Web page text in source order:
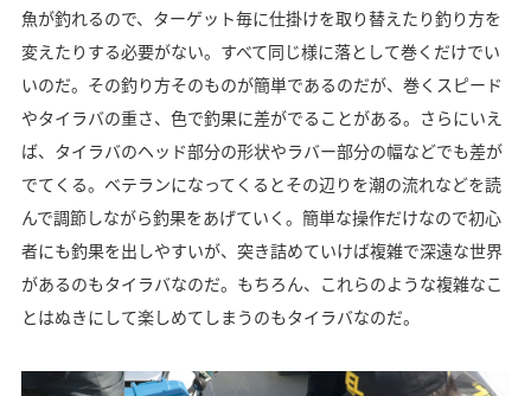
魚が釣れるので、ターゲット毎に仕掛けを取り替えたり釣り方を
変えたりする必要がない。すべて同じ様に落として巻くだけでい
いのだ。その釣り方そのものが簡単であるのだが、巻くスピード
やタイラバの重さ、色で釣果に差がでることがある。さらにいえ
ば、タイラバのヘッド部分の形状やラバー部分の幅などでも差が
でてくる。ベテランになってくるとその辺りを潮の流れなどを読
んで調節しながら釣果をあげていく。簡単な操作だけなので初心
者にも釣果を出しやすいが、突き詰めていけば複雑で深遠な世界
があるのもタイラバなのだ。もちろん、これらのような複雑なこ
とはぬきにして楽しめてしまうのもタイラバなのだ。